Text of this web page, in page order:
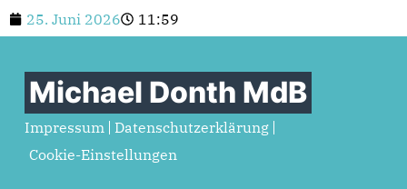
25. Juni 2026
11:59
Michael Donth MdB
Impressum
Datenschutzerklärung
Cookie-Einstellungen